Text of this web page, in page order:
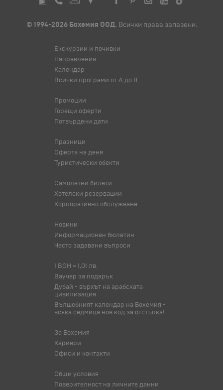
© 1994-2026 Бохемия ООД. Всички права запазени.
Екскурзии и почивки
Направления
Календар
Всички програми от А до Я
Промоции
Горещи оферти
Потвърдени дати
Празници
Оферта на деня
Туристически обекти
Самолетни билети
Хотелски резервации
Корпоративно обслужване
Новини
Информационен бюлетин
Често задавани въпроси
1 BOH = 1,01 лв.
Ваучер за подарък
Дубай - върхът на арабската
цивилизация
Вълшебният календар на Бохемия -
всяка седмица нов код за отстъпка!
За Бохемия
Кариери
Офиси и контакти
Общи условия
Поверителност на личните данни